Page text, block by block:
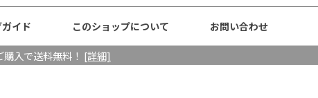
イド このショップについて お問い合わせ
入で送料無料！ [詳細]